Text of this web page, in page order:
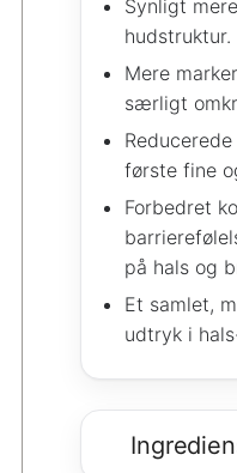
Synligt
hudstruktur.
Mere
særligt
første fine
Forbedret
på hals og
Et samlet,
udtryk i